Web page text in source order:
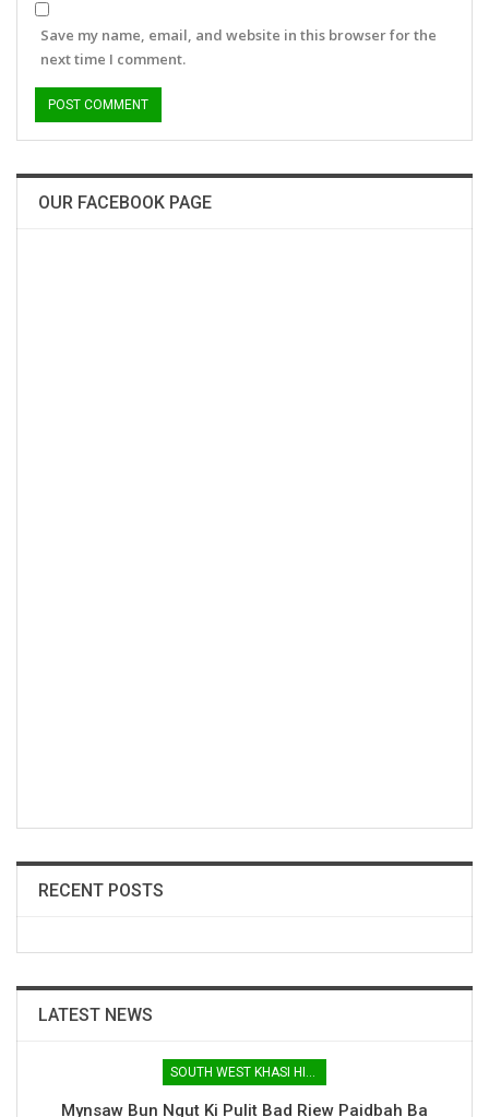
Save my name, email, and website in this browser for the
next time I comment.
OUR FACEBOOK PAGE
RECENT POSTS
LATEST NEWS
Mynsaw Bun Ngut Ki Pulit Bad Riew Paidbah Ba